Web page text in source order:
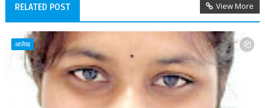
RELATED POST View More
आलेख